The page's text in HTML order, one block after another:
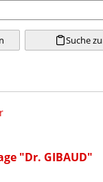
Suche
"Dr. GIBAUD"